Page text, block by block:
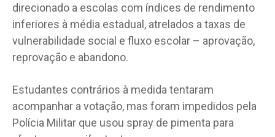
direcionado a escolas com índices de rendimento
inferiores à média estadual, atrelados a taxas de
vulnerabilidade social e fluxo escolar – aprovação,
reprovação e abandono.
Estudantes contrários à medida tentaram
acompanhar a votação, mas foram impedidos pela
Polícia Militar que usou spray de pimenta para